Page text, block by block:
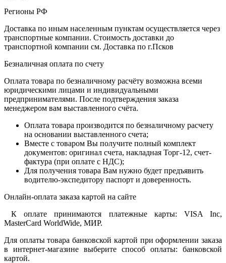
Регионы РФ
Доставка по иным населенным пунктам осуществляется через
транспортные компании. Стоимость доставки до
транспортной компании см. Доставка по г.Псков
Безналичная оплата по счету
Оплата товара по безналичному расчёту возможна всеми
юридическими лицами и индивидуальными
предпринимателями. После подтверждения заказа
менеджером вам выставленного счёта.
Оплата товара производится по безналичному расчету
на основании выставленного счета;
Вместе с товаром Вы получите полный комплект
документов: оригинал счета, накладная Торг-12, счет-
фактура (при оплате с НДС);
Для получения товара Вам нужно будет предъявить
водителю-экспедитору паспорт и доверенность.
Онлайн-оплата заказа картой на сайте
К оплате принимаются платежные карты: VISA Inc,
MasterCard WorldWide, МИР.
Для оплаты товара банковской картой при оформлении заказа
в интернет-магазине выберите способ оплаты: банковской
картой.